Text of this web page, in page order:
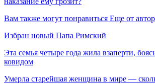
Вам также могут понравиться Еще от
Избран новый Папа Римский
Эта семья четыре года жила взаперти,
ковидом
Умерла старейшая женщина в мире —